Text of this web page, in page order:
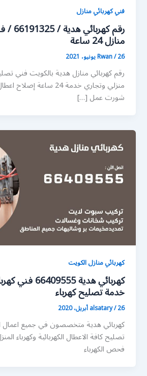
فني كهربائي منازل
رقم
منازل 24 ساعة
Rwan/26 يونيو، 2021
رقم كهربائي منازل هدية بالكويت فني
منزلي وتجاري خدمة 24 ساعة
شورت عمل […]
كهربائي منازل الكويت
كهربائي هدية
خدمة تصليح كهرباء
alsatary/26 أبريل، 2020
كهربائي هدية متخصصون في جميع اعمال
تصليح كافة الاعطال الكهربائية وكهرباء
فحص الكهرباء